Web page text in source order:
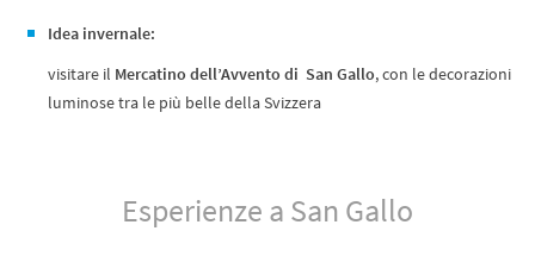
Idea invernale:
visitare il Mercatino dell’Avvento di San Gallo, con le decorazioni
luminose tra le più belle della Svizzera
Esperienze a San Gallo